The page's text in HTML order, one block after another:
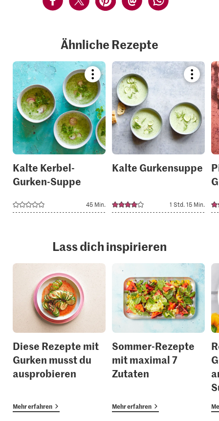
Ähnliche Rezepte
Bookmark
recipe
or
add
it
to
your
collections.
Kalte Kerbel-
Gurken-Suppe
45 Min.
recipe
it
to
your
Kalte Gurkensuppe
1 Std. 15 Min.
Lass dich inspirieren
Diese Rezepte mit
Gurken musst du
ausprobieren
Mehr erfahren
Sommer-Rezepte
mit maximal 7
Zutaten
Mehr erfahren